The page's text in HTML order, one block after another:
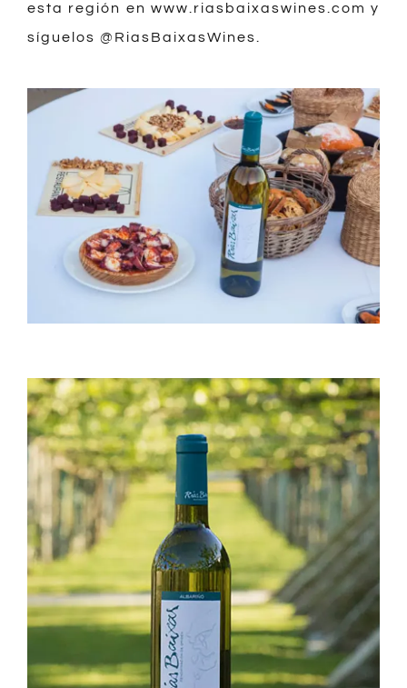
esta región en www.riasbaixaswines.com y
síguelos @RiasBaixasWines.